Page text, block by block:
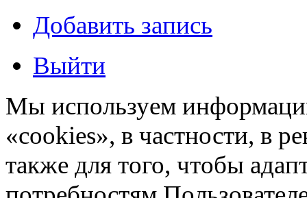
Добавить запись
Выйти
Мы используем
«cookies», в частности, в
также для того, чтобы